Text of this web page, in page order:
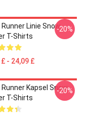
Linie Snow
T-Shirts
- 24,09 £
-20%
Kapsel Snow
T-Shirts
-20%